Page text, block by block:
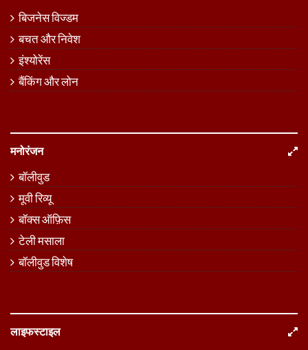
बिजनेस विज्डम
बचत और निवेश
इंश्योरेंस
बैंकिंग और लोन
मनोरंजन
बॉलीवुड
मूवी रिव्यू
बॉक्स ऑफ़िस
टेली मसाला
बॉलीवुड विशेष
लाइफस्टाइल